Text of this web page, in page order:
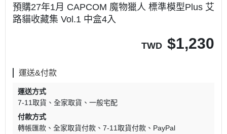
預購27年1月 CAPCOM 魔物獵人 標準模型Plus 艾
路貓收藏集 Vol.1 中盒4入
TWD $1,230
運送&付款
運送方式
7-11取貨
全家取貨
一般宅配
付款方式
轉帳匯款
全家取貨付款 7-11取貨付款 PayPal